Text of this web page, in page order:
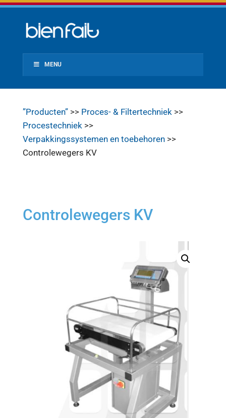
MENU
”Producten”>> Proces- & Filtertechniek>>
Procestechniek>>
Verpakkingssystemen en toebehoren>>
Controlewegers KV
Controlewegers KV